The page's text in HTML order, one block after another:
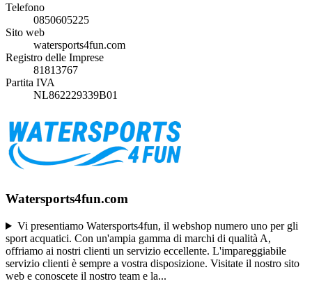
Telefono
0850605225
Sito web
watersports4fun.com
Registro delle Imprese
81813767
Partita IVA
NL862229339B01
Watersports4fun.com
Vi presentiamo Watersports4fun, il webshop numero uno per gli
sport acquatici. Con un'ampia gamma di marchi di qualità A,
offriamo ai nostri clienti un servizio eccellente. L'impareggiabile
servizio clienti è sempre a vostra disposizione. Visitate il nostro sito
web e conoscete il nostro team e la...